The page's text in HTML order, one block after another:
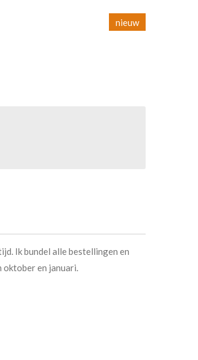
nieuw
Ik bundel alle bestellingen en
oktober en januari.